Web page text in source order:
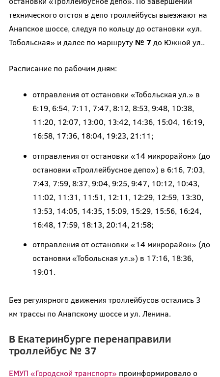
технического отстоя в депо троллейбусы выезжают на
Анапское шоссе, следуя по кольцу до остановки «ул.
Тобольская» и далее по маршруту № 7 до Южной ул..
Расписание по рабочим дням:
отправления от остановки «Тобольская ул.» в
6:19, 6:54, 7:11, 7:47, 8:12, 8:53, 9:48, 10:38,
11:20, 12:07, 13:00, 13:42, 14:36, 15:04, 16:19,
16:58, 17:36, 18:04, 19:23, 21:11;
отправления от остановки «14 микрорайон» (до
остановки «Троллейбусное депо») в 6:16, 7:03,
7:43, 7:59, 8:37, 9:04, 9:25, 9:47, 10:12, 10:43,
11:02, 11:31, 11:51, 12:11, 12:29, 12:59, 13:30,
13:53, 14:05, 14:35, 15:09, 15:29, 15:56, 16:24,
16:48, 17:59, 18:13, 20:14, 21:58;
отправления от остановки «14 микрорайон» (до
остановки «Тобольская ул.») в 17:16, 18:36,
19:01.
Без регулярного движения троллейбусов остались 3
км трассы по Анапскому шоссе и ул. Ленина.
В Екатеринбурге перенаправили
троллейбус № 37
ЕМУП «Городской транспорт» проинформировало о